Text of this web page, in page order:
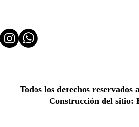
Todos los derechos
Construcción del sitio: